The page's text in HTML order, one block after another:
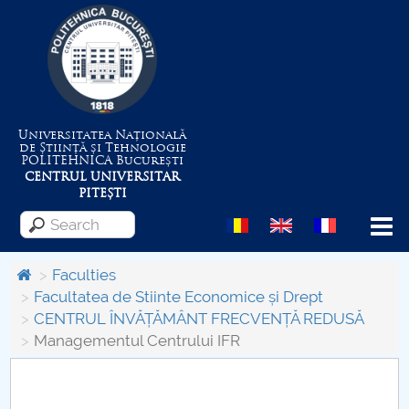
Universitatea Națională
de Știință și Tehnologie
POLITEHNICABucurești
CENTRUL UNIVERSITAR
PITEȘTI
Menu
About the University
Centrul de Management al Proiectelor
Faculties
Facultatea de Stiinte Economice și Drept
CENTRUL ÎNVĂȚĂMÂNT FRECVENȚĂ REDUSĂ
Managementul Centrului IFR